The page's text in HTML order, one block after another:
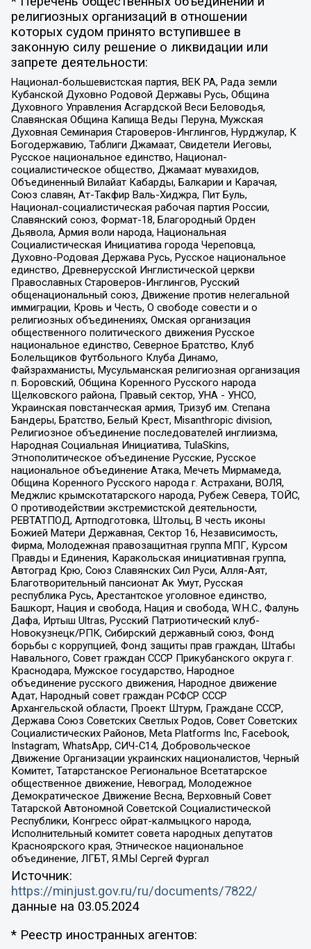
религиозных организаций в отношении
которых судом принято вступившее в
законную силу решение о ликвидации или
запрете деятельности:
Национал-большевистская партия, ВЕК РА, Рада земли
Кубанской Духовно Родовой Державы Русь, Община
Духовного Управления Асгардской Веси Беловодья,
Славянская Община Капища Веды Перуна, Мужская
Духовная Семинария Староверов-Инглингов, Нурджулар, К
Богодержавию, Таблиги Джамаат, Свидетели Иеговы,
Русское национальное единство, Национал-
социалистическое общество, Джамаат мувахидов,
Объединенный Вилайат Кабарды, Балкарии и Карачая,
Союз славян, Ат-Такфир Валь-Хиджра, Пит Буль,
Национал-социалистическая рабочая партия России,
Славянский союз, Формат-18, Благородный Орден
Дьявола, Армия воли народа, Национальная
Социалистическая Инициатива города Череповца,
Духовно-Родовая Держава Русь, Русское национальное
единство, Древнерусской Инглистической церкви
Православных Староверов-Инглингов, Русский
общенациональный союз, Движение против нелегальной
иммиграции, Кровь и Честь, О свободе совести и о
религиозных объединениях, Омская организация
общественного политического движения Русское
национальное единство, Северное Братство, Клуб
Болельщиков Футбольного Клуба Динамо,
Файзрахманисты, Мусульманская религиозная организация
п. Боровский, Община Коренного Русского народа
Щелковского района, Правый сектор, УНА - УНСО,
Украинская повстанческая армия, Тризуб им. Степана
Бандеры, Братство, Белый Крест, Misanthropic division,
Религиозное объединение последователей инглиизма,
Народная Социальная Инициатива, TulaSkins,
Этнополитическое объединение Русские, Русское
национальное объединение Атака, Мечеть Мирмамеда,
Община Коренного Русского народа г. Астрахани, ВОЛЯ,
Меджлис крымскотатарского народа, Рубеж Севера, ТОЙС,
О противодействии экстремистской деятельности,
РЕВТАТПОД, Артподготовка, Штольц, В честь иконы
Божией Матери Державная, Сектор 16, Независимость,
Фирма, Молодежная правозащитная группа МПГ, Курсом
Правды и Единения, Каракольская инициативная группа,
Автоград Крю, Союз Славянских Сил Руси, Алля-Аят,
Благотворительный пансионат Ак Умут, Русская
республика Русь, Арестантское уголовное единство,
Башкорт, Нация и свобода, Нация и свобода, W.H.С., Фалунь
Дафа, Иртыш Ultras, Русский Патриотический клуб-
Новокузнецк/РПК, Сибирский державный союз, Фонд
борьбы с коррупцией, Фонд защиты прав граждан, Штабы
Навального, Совет граждан СССР Прикубанского округа г.
Краснодара, Мужское государство, Народное
объединение русского движения, Народное движение
Адат, Народный совет граждан РСФСР СССР
Архангельской области, Проект Штурм, Граждане СССР,
Держава Союз Советских Светлых Родов, Совет Советских
Социалистических Районов, Meta Platforms Inc, Facebook,
Instagram, WhatsApp, СИЧ-С14, Добровольческое
Движение Организации украинских националистов, Черный
Комитет, Татарстанское Региональное Всетатарское
общественное движение, Невоград, Молодежное
Демократическое Движение Весна, Верховный Совет
Татарской Автономной Советской Социалистической
Республики, Конгресс ойрат-калмыцкого народа,
Исполнительный комитет совета народных депутатов
Красноярского края, Этническое национальное
объединение, ЛГБТ, Я.МЫ Сергей Фургал
Источник:
https://minjust.gov.ru/ru/documents/7822/
данные на 03.05.2024
* Реестр иностранных агентов: